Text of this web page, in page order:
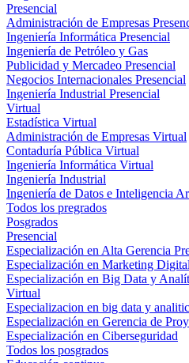
Presencial
Administración de Empresas
Ingeniería Informática Presencial
Ingeniería de Petróleo y Gas
Publicidad y Mercadeo Presencial
Negocios Internacionales Presencial
Ingeniería Industrial Presencial
Virtual
Estadística Virtual
Administración de Empresas Virtual
Contaduría Pública Virtual
Ingeniería Informática Virtual
Ingeniería Industrial
Ingeniería de Datos e Inteligencia
Todos los pregrados
Posgrados
Presencial
Especialización en Alta Gerencia
Especialización en Marketing
Especialización en Big Data y
Virtual
Especializacion en big data y
Especialización en Gerencia de
Especialización en Ciberseguridad
Todos los posgrados